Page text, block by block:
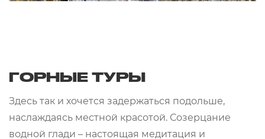
ГОРНЫЕ ТУРЫ
Здесь так и хочется задержаться подольше,
наслаждаясь местной красотой. Созерцание
водной глади – настоящая медитация и